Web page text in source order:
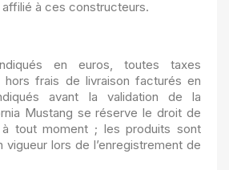
affilié à ces constructeurs.
en euros, toutes taxes
frais de livraison facturés en
avant la validation de la
Mustang se réserve le droit de
tout moment ; les produits sont
lors de l’enregistrement de